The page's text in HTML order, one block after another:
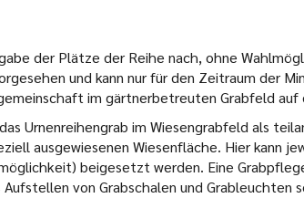
der Plätze der Reihe nach, ohne
und kann nur für den Zeitraum der
im gärtnerbetreuten Grabfeld
Urnenreihengrab im Wiesengrabfeld als
ausgewiesenen Wiesenfläche. Hier kann
beigesetzt werden. Eine
von Grabschalen und Grableuchten